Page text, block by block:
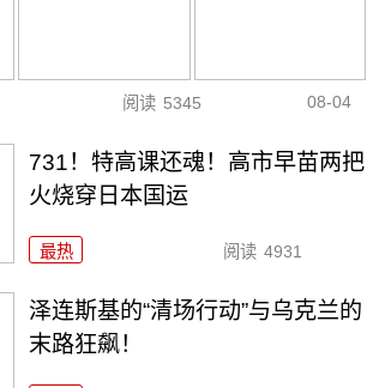
阅读 5345 08-04
731！特高课还魂！高市早苗两把
火烧穿日本国运
最热 阅读 4931
泽连斯基的“清场行动”与乌克兰的
末路狂飙！